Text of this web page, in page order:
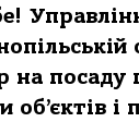
на посаду
і